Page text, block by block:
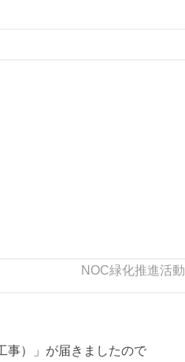
NOC緑化推進活動
事）」が届きましたので